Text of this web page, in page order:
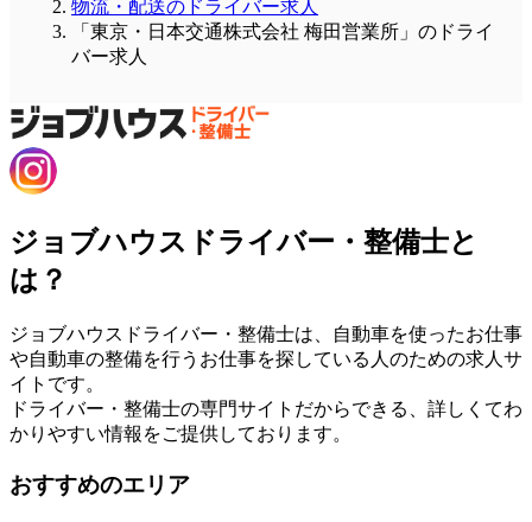
物流・配送のドライバー求人
「東京・日本交通株式会社 梅田営業所」のドライ
バー求人
ジョブハウスドライバー・整備士と
は？
ジョブハウスドライバー・整備士は、自動車を使ったお仕事
や自動車の整備を行うお仕事を探している人のための求人サ
イトです。
ドライバー・整備士の専門サイトだからできる、詳しくてわ
かりやすい情報をご提供しております。
おすすめのエリア